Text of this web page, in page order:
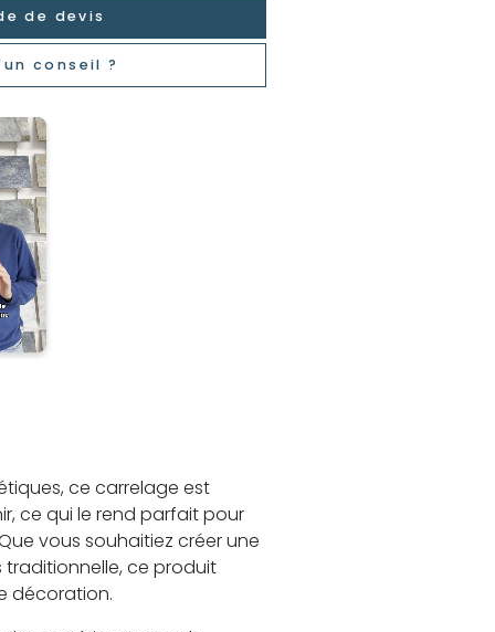
de devis
conseil ?
ce carrelage est
ce qui le rend parfait pour
vous souhaitiez créer une
ce produit
décoration.